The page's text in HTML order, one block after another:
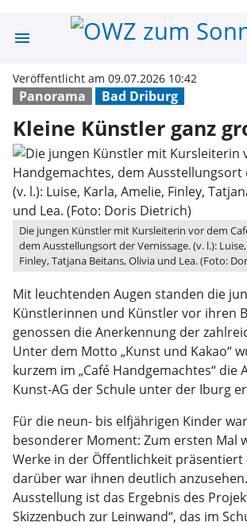
menu
Panorama Bad Driburg
Veröffentlicht am 09.07.2026 10:42
Kleine Künstler ganz
Die jungen Künstler mit Kursleiterin vor dem
dem Ausstellungsort der Vernissage. (v. l.):
Finley, Tatjana Beitans, Olivia und Lea. (Foto:
Mit leuchtenden Augen standen die
Künstlerinnen und Künstler vor ihren
genossen die Anerkennung der
Unter dem Motto „Kunst und Kakao“
kurzem im „Café Handgemachtes“ die
Kunst-AG der Schule unter der Iburg
Für die neun- bis elfjährigen Kinder
besonderer Moment: Zum ersten Mal
Werke in der Öffentlichkeit präsentiert
darüber war ihnen deutlich
Ausstellung ist das Ergebnis des
Skizzenbuch zur Leinwand“, das im